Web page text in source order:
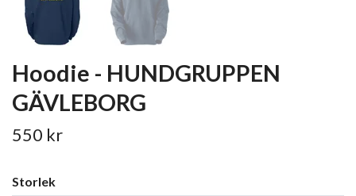
Hoodie - HUNDGRUPPEN
GÄVLEBORG
550 kr
Storlek